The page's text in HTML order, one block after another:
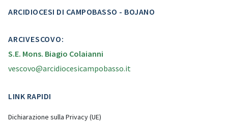
ARCIDIOCESI DI CAMPOBASSO - BOJANO
ARCIVESCOVO:
S.E. Mons. Biagio Colaianni
vescovo@arcidiocesicampobasso.it
LINK RAPIDI
Dichiarazione sulla Privacy (UE)